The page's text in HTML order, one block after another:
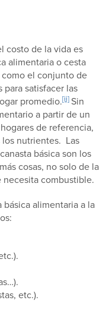
costo de la vida es
alimentaria o cesta
como el conjunto de
satisfacer las
promedio.[ii]Sin
a partir de un
de referencia,
nutrientes. Las
básica son los
cosas, no solo de la
necesita combustible.
alimentaria a la
etc.).